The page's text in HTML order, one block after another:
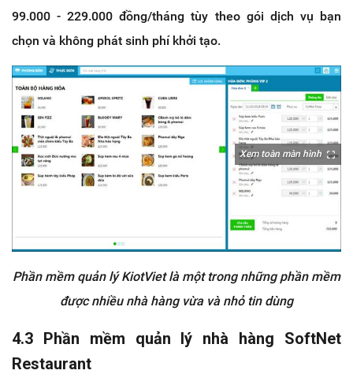
99.000 - 229.000 đồng/tháng tùy theo gói dịch vụ bạn
chọn và không phát sinh phí khởi tạo.
Xem toàn màn hình
Phần mềm quản lý KiotViet là một trong những phần mềm
được nhiều nhà hàng vừa và nhỏ tin dùng
4.3 Phần mềm quản lý nhà hàng SoftNet
Restaurant